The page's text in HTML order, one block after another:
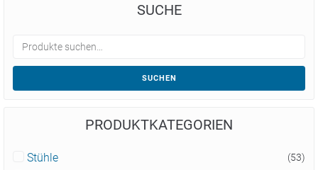
SUCHE
SUCHEN
PRODUKTKATEGORIEN
Stühle (53)